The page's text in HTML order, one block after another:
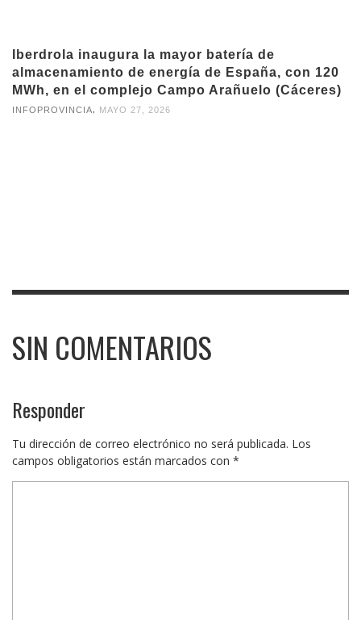
Iberdrola inaugura la mayor batería de
almacenamiento de energía de España, con 120
MWh, en el complejo Campo Arañuelo (Cáceres)
INFOPROVINCIA MAYO 27, 2026
SIN COMENTARIOS
Responder
Tu dirección de correo electrónico no será publicada. Los
campos obligatorios están marcados con *